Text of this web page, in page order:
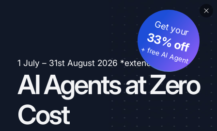
1 July – 31st August 2026 *extended
AI Agents at Zero
Cost
Get your
33% off
+ free AI Agent